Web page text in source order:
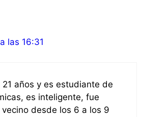
las 16:31
años y es estudiante de
es inteligente, fue
desde los 6 a los 9